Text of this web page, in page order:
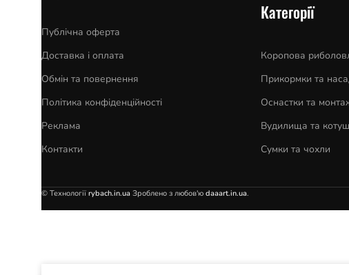
Публічна оферта
Доставка і оплата
Обмін та повернення
Політика конфіденційності
Реклама
Контакти
Категорії
Коропова
Прикормки та
Оснастки та
Вудилища та
Сумки та чохли
© Технології rybach.in.ua Зроблено з любов'ю daaart.in.ua.